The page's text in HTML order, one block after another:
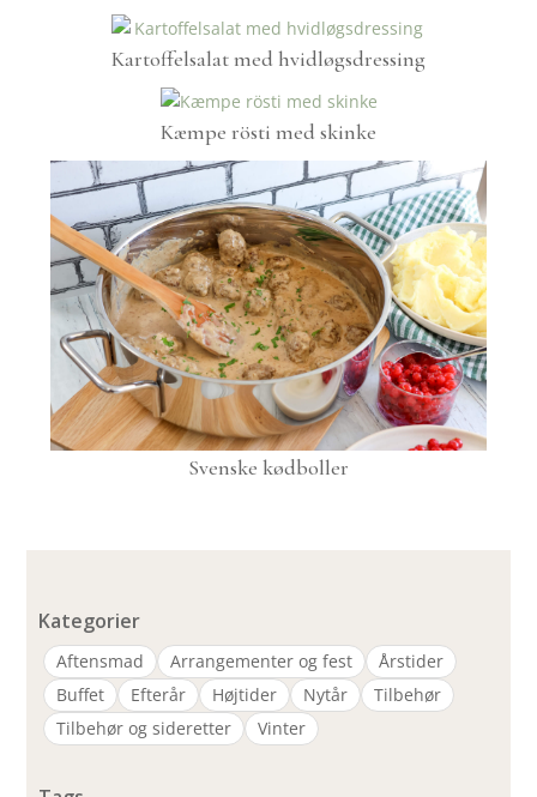
Kartoffelsalat med hvidløgsdressing
Kæmpe rösti med skinke
Svenske kødboller
Kategorier
Aftensmad Arrangementer og fest
Årstider
Buffet
Efterår Højtider Nytår
Tilbehør
Tilbehør og sideretter
Vinter